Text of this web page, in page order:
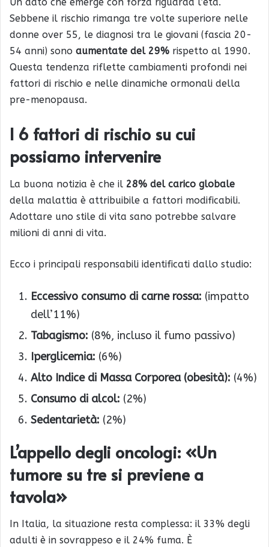
Un dato che emerge con forza riguarda l’età.
Sebbene il rischio rimanga tre volte superiore nelle
donne over 55, le diagnosi tra le giovani (fascia 20-
54 anni) sono aumentate del 29% rispetto al 1990.
Questa tendenza riflette cambiamenti profondi nei
fattori di rischio e nelle dinamiche ormonali della
pre-menopausa.
I 6 fattori di rischio su cui
possiamo intervenire
La buona notizia è che il 28% del carico globale
della malattia è attribuibile a fattori modificabili.
Adottare uno stile di vita sano potrebbe salvare
milioni di anni di vita.
Ecco i principali responsabili identificati dallo studio:
Eccessivo consumo di carne rossa: (impatto
dell’11%)
Tabagismo: (8%, incluso il fumo passivo)
Iperglicemia: (6%)
Alto Indice di Massa Corporea (obesità): (4%)
Consumo di alcol: (2%)
Sedentarietà: (2%)
L’appello degli oncologi: «Un
tumore su tre si previene a
tavola»
In Italia, la situazione resta complessa: il 33% degli
adulti è in sovrappeso e il 24% fuma. È